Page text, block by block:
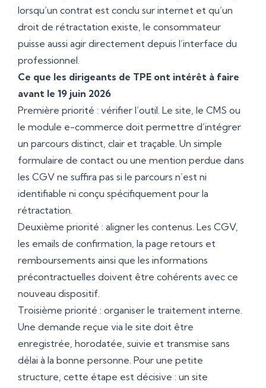
lorsqu’un contrat est conclu sur internet et qu’un
droit de rétractation existe, le consommateur
puisse aussi agir directement depuis l’interface du
professionnel.
Ce que les dirigeants de TPE ont intérêt à faire
avant le 19 juin 2026
Première priorité : vérifier l’outil. Le site, le CMS ou
le module e-commerce doit permettre d’intégrer
un parcours distinct, clair et traçable. Un simple
formulaire de contact ou une mention perdue dans
les CGV ne suffira pas si le parcours n’est ni
identifiable ni conçu spécifiquement pour la
rétractation.
Deuxième priorité : aligner les contenus. Les CGV,
les emails de confirmation, la page retours et
remboursements ainsi que les informations
précontractuelles doivent être cohérents avec ce
nouveau dispositif.
Troisième priorité : organiser le traitement interne.
Une demande reçue via le site doit être
enregistrée, horodatée, suivie et transmise sans
délai à la bonne personne. Pour une petite
structure, cette étape est décisive : un site